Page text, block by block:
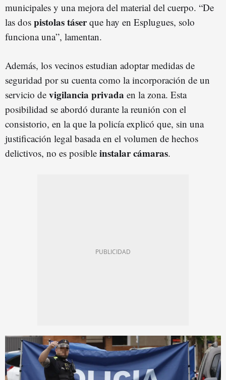
municipales y una mejora del material del cuerpo. “De
las dos pistolas táserque hay en Esplugues, solo
funciona una”, lamentan.
Además, los vecinos estudian adoptar medidas de
seguridad por su cuenta como la incorporación de un
servicio de vigilancia privada en la zona. Esta
posibilidad se abordó durante la reunión con el
consistorio, en la que la policía explicó que, sin una
justificación legal basada en el volumen de hechos
delictivos, no es posible instalar cámaras.